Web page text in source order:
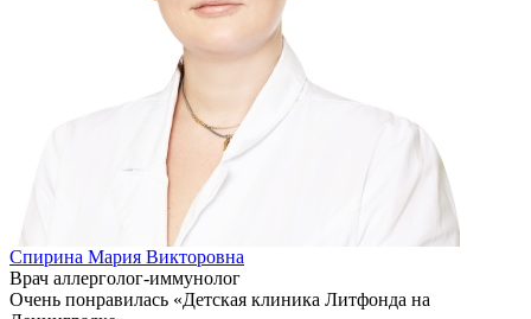
Спирина Мария Викторовна
Врач аллерголог-иммунолог
Очень понравилась «Детская клиника Литфонда на